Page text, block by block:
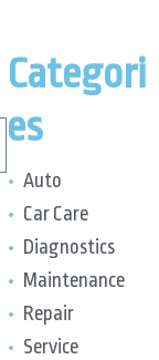
Categori
es
Auto
Car Care
Diagnostics
Maintenance
Repair
Service